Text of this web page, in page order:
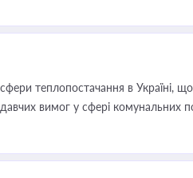
теплопостачання в Україні,
вимог у сфері комунальних